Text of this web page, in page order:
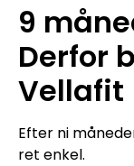
9
Derfor
Vellafit
Efter ni
ret enkel.